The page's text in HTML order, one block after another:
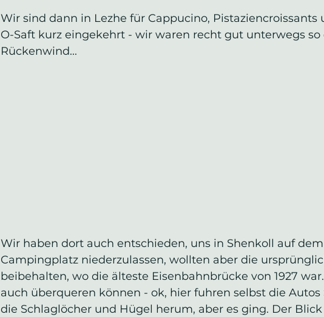
Wir sind dann in Lezhe für Cappucino, Pistaziencroissants
O-Saft kurz eingekehrt - wir waren recht gut unterwegs
Rückenwind...
Wir haben dort auch entschieden, uns in Shenkoll auf
Campingplatz niederzulassen, wollten aber die
beibehalten, wo die älteste Eisenbahnbrücke von 1927
auch überqueren können - ok, hier fuhren selbst die
die Schlaglöcher und Hügel herum, aber es ging. Der